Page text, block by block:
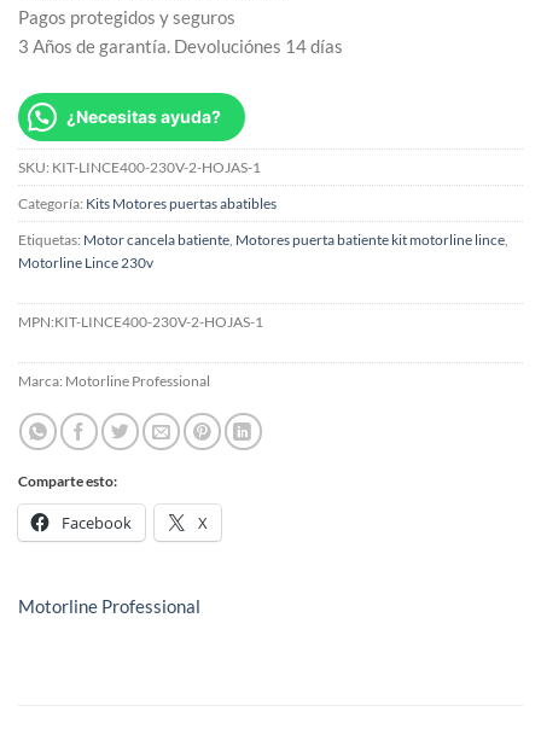
Pagos protegidos y seguros
3 Años de garantía. Devoluciónes 14 días
¿Necesitas ayuda?
SKU: KIT-LINCE400-230V-2-HOJAS-1
Categoría: Kits Motores puertas abatibles
Etiquetas: Motor cancela batiente Motores puerta batiente kit motorline lince
Motorline Lince 230v
MPN:KIT-LINCE400-230V-2-HOJAS-1
Marca: Motorline Professional
Comparte esto:
Facebook X
Motorline Professional